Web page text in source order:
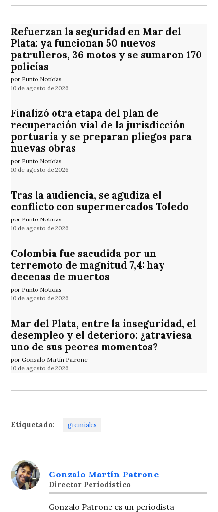
Refuerzan la seguridad en Mar del
Plata: ya funcionan 50 nuevos
patrulleros, 36 motos y se sumaron 170
policías
por Punto Noticias
10 de agosto de 2026
Finalizó otra etapa del plan de
recuperación vial de la jurisdicción
portuaria y se preparan pliegos para
nuevas obras
por Punto Noticias
10 de agosto de 2026
Tras la audiencia, se agudiza el
conflicto con supermercados Toledo
por Punto Noticias
10 de agosto de 2026
Colombia fue sacudida por un
terremoto de magnitud 7,4: hay
decenas de muertos
por Punto Noticias
10 de agosto de 2026
Mar del Plata, entre la inseguridad, el
desempleo y el deterioro: ¿atraviesa
uno de sus peores momentos?
por Gonzalo Martín Patrone
10 de agosto de 2026
Etiquetado: gremiales
Gonzalo Martín Patrone
Director Periodistico
Gonzalo Patrone es un periodista